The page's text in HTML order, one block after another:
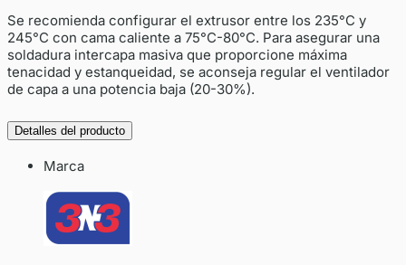
Se recomienda configurar el extrusor entre los 235°C y
245°C con cama caliente a 75°C-80°C. Para asegurar una
soldadura intercapa masiva que proporcione máxima
tenacidad y estanqueidad, se aconseja regular el ventilador
de capa a una potencia baja (20-30%).
Detalles del producto
Marca